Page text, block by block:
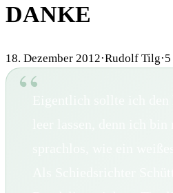
DANKE
18. Dezember 2012·Rudolf Tilg·5